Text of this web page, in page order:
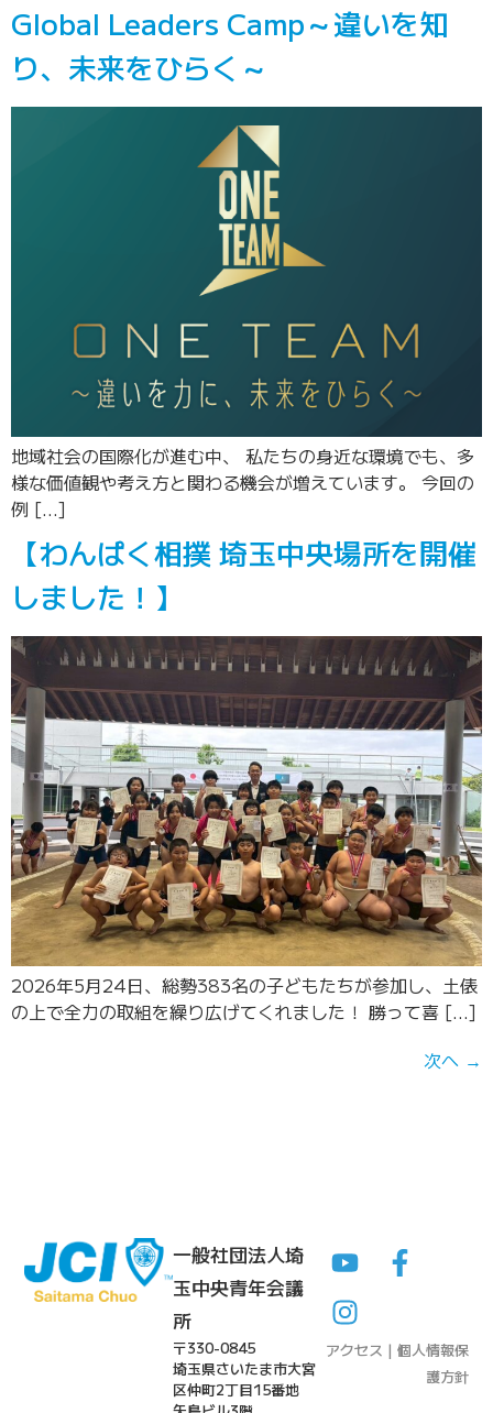
Global Leaders Camp～違いを知
り、未来をひらく～
地域社会の国際化が進む中、 私たちの身近な環境でも、多
様な価値観や考え方と関わる機会が増えています。 今回の
例 […]
【わんぱく相撲 埼玉中央場所を開催
しました！】
2026年5月24日、総勢383名の子どもたちが参加し、土俵
の上で全力の取組を繰り広げてくれました！ 勝って喜 […]
次へ →
一般社団法人埼
玉中央青年会議
所
〒330-0845
埼玉県さいたま市大宮
区仲町2丁目15番地
アクセス | 個人情報保
護方針